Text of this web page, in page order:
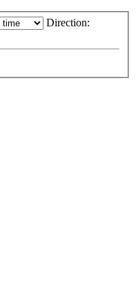
Direction: